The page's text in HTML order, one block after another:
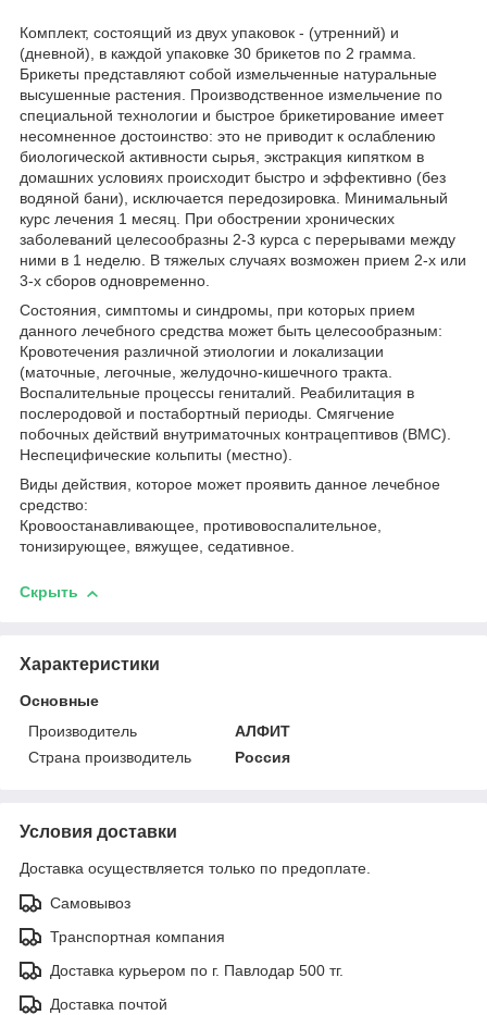
Комплект, состоящий из двух упаковок - (утренний) и
(дневной), в каждой упаковке 30 брикетов по 2 грамма.
Брикеты представляют собой измельченные натуральные
высушенные растения. Производственное измельчение по
специальной технологии и быстрое брикетирование имеет
несомненное достоинство: это не приводит к ослаблению
биологической активности сырья, экстракция кипятком в
домашних условиях происходит быстро и эффективно (без
водяной бани), исключается передозировка. Минимальный
курс лечения 1 месяц. При обострении хронических
заболеваний целесообразны 2-3 курса с перерывами между
ними в 1 неделю. В тяжелых случаях возможен прием 2-х или
3-х сборов одновременно.
Состояния, симптомы и синдромы, при которых прием
данного лечебного средства может быть целесообразным:
Кровотечения различной этиологии и локализации
(маточные, легочные, желудочно-кишечного тракта.
Воспалительные процессы гениталий. Реабилитация в
послеродовой и постабортный периоды. Смягчение
побочных действий внутриматочных контрацептивов (ВМС).
Неспецифические кольпиты (местно).
Виды действия, которое может проявить данное лечебное
средство:
Кровоостанавливающее, противовоспалительное,
тонизирующее, вяжущее, седативное.
Скрыть
Характеристики
Основные
Производитель
АЛФИТ
Страна производитель
Россия
Условия доставки
Доставка осуществляется только по предоплате.
Самовывоз
Транспортная компания
Доставка курьером по г. Павлодар 500 тг.
Доставка почтой